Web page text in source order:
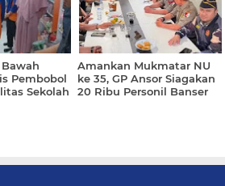
Pembobol
Sekolah
Amankan Mukmatar NU
ke 35, GP Ansor Siagakan
20 Ribu Personil Banser